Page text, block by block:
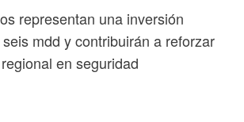
representan una inversión
mdd y contribuirán a reforzar
en seguridad